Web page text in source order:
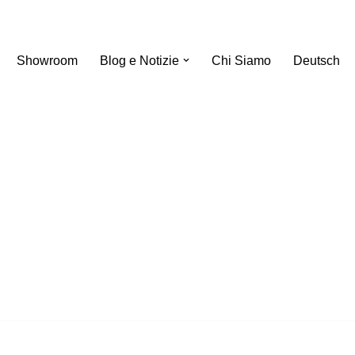
Showroom Blog e Notizie Chi Siamo Deutsch